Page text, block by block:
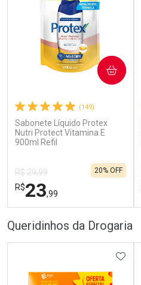
(149)
Sabonete Líquido Protex
Nutri Protect Vitamina E
900ml Refil
R$ 29,99
R$23,99
20% OFF
COMPRAR
Queridinhos da Drogaria